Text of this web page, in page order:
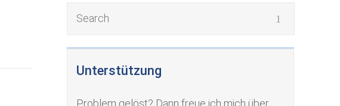
Unterstützung
Problem gelöst? Dann freue ich mich über